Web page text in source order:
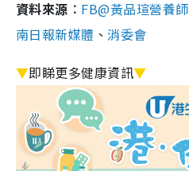
資料來源︰ FB@黃品瑄營養師
南日報新媒體 、消委會
▼即睇更多健康資訊▼